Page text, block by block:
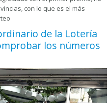
con lo que es el más
de la Lotería
los números